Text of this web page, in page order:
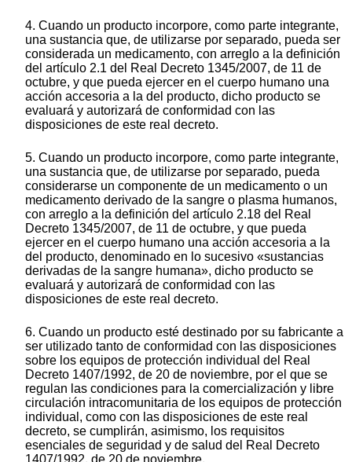
4. Cuando un producto incorpore, como parte integrante,
una sustancia que, de utilizarse por separado, pueda ser
considerada un medicamento, con arreglo a la definición
del artículo 2.1 del Real Decreto 1345/2007, de 11 de
octubre, y que pueda ejercer en el cuerpo humano una
acción accesoria a la del producto, dicho producto se
evaluará y autorizará de conformidad con las
disposiciones de este real decreto.
5. Cuando un producto incorpore, como parte integrante,
una sustancia que, de utilizarse por separado, pueda
considerarse un componente de un medicamento o un
medicamento derivado de la sangre o plasma humanos,
con arreglo a la definición del artículo 2.18 del Real
Decreto 1345/2007, de 11 de octubre, y que pueda
ejercer en el cuerpo humano una acción accesoria a la
del producto, denominado en lo sucesivo «sustancias
derivadas de la sangre humana», dicho producto se
evaluará y autorizará de conformidad con las
disposiciones de este real decreto.
6. Cuando un producto esté destinado por su fabricante a
ser utilizado tanto de conformidad con las disposiciones
sobre los equipos de protección individual del Real
Decreto 1407/1992, de 20 de noviembre, por el que se
regulan las condiciones para la comercialización y libre
circulación intracomunitaria de los equipos de protección
individual, como con las disposiciones de este real
decreto, se cumplirán, asimismo, los requisitos
esenciales de seguridad y de salud del Real Decreto
1407/1992, de 20 de noviembre.